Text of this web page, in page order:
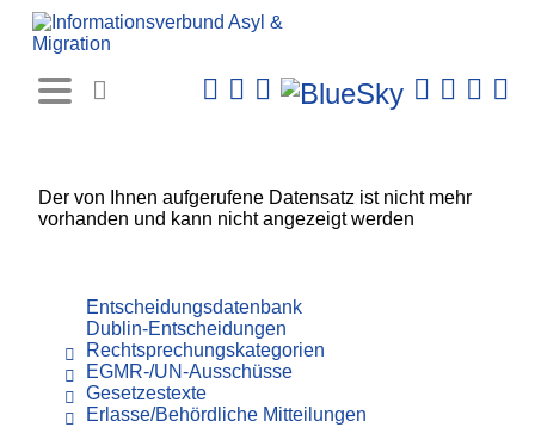
Der von Ihnen aufgerufene Datensatz ist nicht mehr
vorhanden und kann nicht angezeigt werden
Entscheidungsdatenbank
Dublin-Entscheidungen
Rechtsprechungskategorien
EGMR-/UN-Ausschüsse
Gesetzestexte
Erlasse/Behördliche Mitteilungen